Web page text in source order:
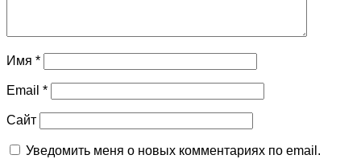
Имя *
Email *
Сайт
Уведомить меня о новых комментариях по email.